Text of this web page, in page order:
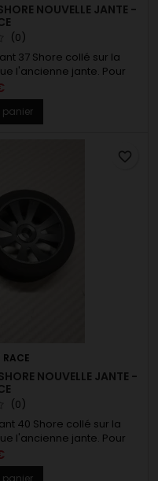
NOUVELLE JANTE -
(0)
37 Shore collé sur la
l'ancienne jante. Pour
écrou M3 Existe en
nouvelle jante
panier
RACE
NOUVELLE JANTE -
(0)
40 Shore collé sur la
l'ancienne jante. Pour
écrou M3 Existe en
nouvelle jante
panier
favorite_border